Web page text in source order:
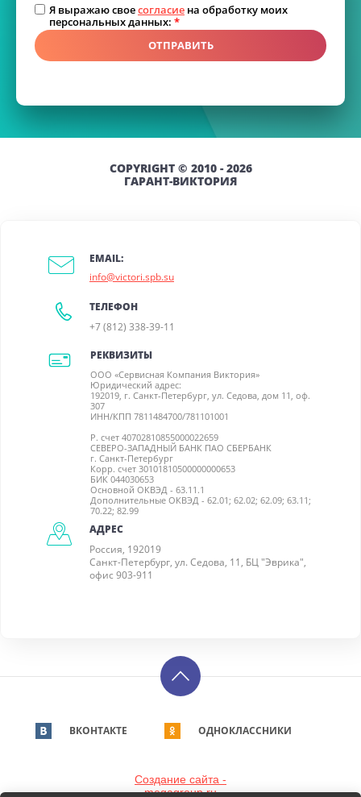
Я выражаю своесогласие на обработку моих
персональных данных: *
ОТПРАВИТЬ
COPYRIGHT © 2010 - 2026
ГАРАНТ-ВИКТОРИЯ
АДРЕС
Россия, 192019
Санкт-Петербург, ул. Седова, 11, БЦ "Эврика",
офис 903-911
EMAIL:
info@victori.spb.su
ТЕЛЕФОН
+7 (812) 338-39-11
РЕКВИЗИТЫ
ООО «Сервисная Компания Виктория»
Юридический адрес:
192019, г. Санкт-Петербург, ул. Седова, дом 11, оф.
307
ИНН/КПП 7811484700/781101001
Р. счет 40702810855000022659
СЕВЕРО-ЗАПАДНЫЙ БАНК ПАО СБЕРБАНК
г. Санкт-Петербург
Корр. счет 30101810500000000653
БИК 044030653
Основной ОКВЭД - 63.11.1
Дополнительные ОКВЭД - 62.01; 62.02; 62.09; 63.11;
70.22; 82.99
ВКОНТАКТЕ ОДНОКЛАССНИКИ
Создание сайта -
megagroup.ru